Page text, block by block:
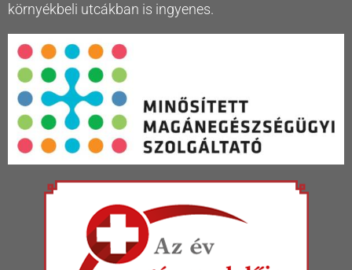
környékbeli utcákban is ingyenes.